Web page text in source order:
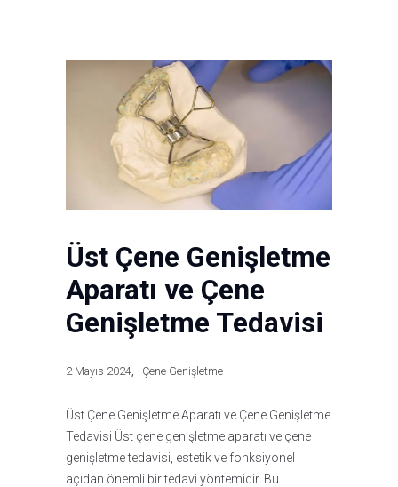
Üst Çene Genişletme
Aparatı ve Çene
Genişletme Tedavisi
2 Mayıs 2024 Çene Genişletme
Üst Çene Genişletme Aparatı ve Çene Genişletme
Tedavisi Üst çene genişletme aparatı ve çene
genişletme tedavisi, estetik ve fonksiyonel
açıdan önemli bir tedavi yöntemidir. Bu